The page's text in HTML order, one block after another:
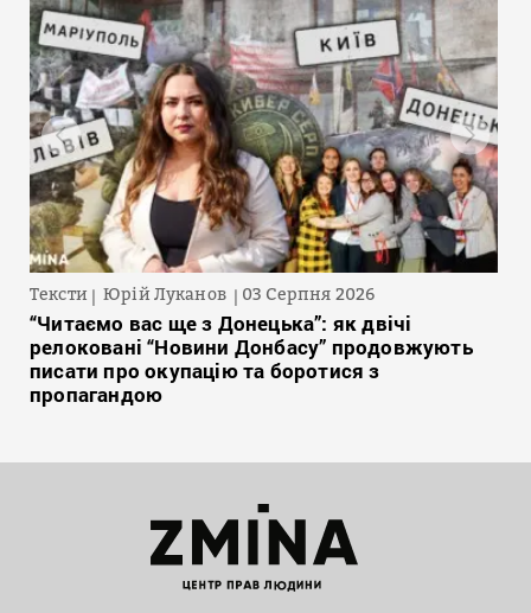
Тексти Юрій Луканов 03 Серпня 2026
“Читаємо вас ще з Донецька”: як двічі
релоковані “Новини Донбасу” продовжують
писати про окупацію та боротися з
пропагандою